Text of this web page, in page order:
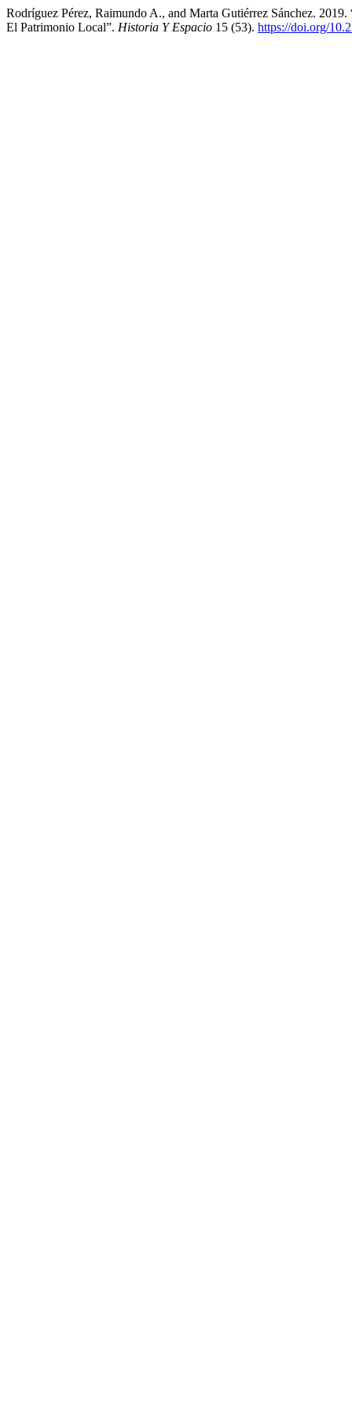
Rodríguez Pérez, Raimundo A., and Marta Gutiérrez Sánchez.
El Patrimonio Local”. Historia Y Espacio 15 (53). https://doi.org/